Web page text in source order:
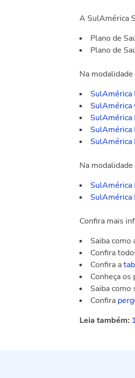
A SulAmérica
Plano de
Plano de
Na
SulAmérica
SulAmérica
SulAmérica
SulAmérica
SulAmérica
Na
SulAmérica
SulAmérica
Confira mais
Saiba como
Confira
Confira a
Conheça os
Saiba como
Confira
Leia também: